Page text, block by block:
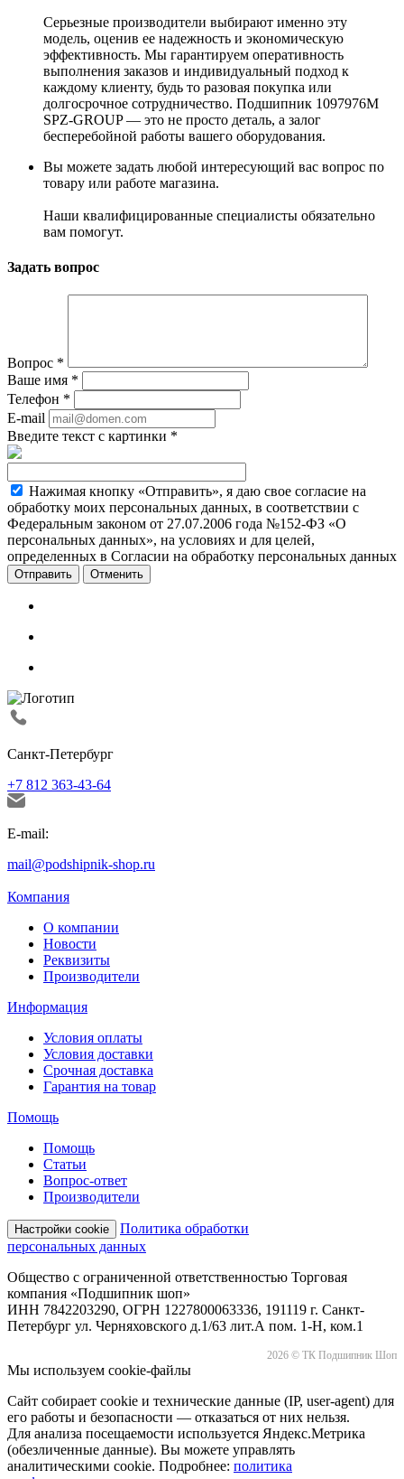
Серьезные производители выбирают именно эту
модель, оценив ее надежность и экономическую
эффективность. Мы гарантируем оперативность
выполнения заказов и индивидуальный подход к
каждому клиенту, будь то разовая покупка или
долгосрочное сотрудничество. Подшипник 1097976М
SPZ-GROUP — это не просто деталь, а залог
бесперебойной работы вашего оборудования.
Вы можете задать любой интересующий вас вопрос по
товару или работе магазина.
Наши квалифицированные специалисты обязательно
вам помогут.
Задать вопрос
Вопрос *
Ваше имя *
Телефон *
E-mail
Введите текст с картинки *
Нажимая кнопку «Отправить», я даю свое согласие на
обработку моих персональных данных, в соответствии с
Федеральным законом от 27.07.2006 года №152-ФЗ «О
персональных данных», на условиях и для целей,
определенных в Согласии на обработку персональных данных
Отменить
Санкт-Петербург
+7 812 363-43-64
E-mail:
mail@podshipnik-shop.ru
Компания
О компании
Новости
Реквизиты
Производители
Информация
Условия оплаты
Условия доставки
Срочная доставка
Гарантия на товар
Помощь
Помощь
Статьи
Вопрос-ответ
Производители
Настройки cookie
Политика обработки
персональных данных
Общество с ограниченной ответственностью Торговая
компания «Подшипник шоп»
ИНН 7842203290, ОГРН 1227800063336, 191119 г. Санкт-
Петербург ул. Черняховского д.1/63 лит.А пом. 1-Н, ком.1
2026 © ТК Подшипник Шоп
Мы используем cookie-файлы
Сайт собирает cookie и технические данные (IP, user-agent) для
его работы и безопасности — отказаться от них нельзя.
Для анализа посещаемости используется Яндекс.Метрика
(обезличенные данные). Вы можете управлять
аналитическими cookie. Подробнее: политика